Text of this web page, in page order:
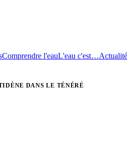
Comprendre l'eauL'eau c'est…
DANS LE TÉNÉRÉ